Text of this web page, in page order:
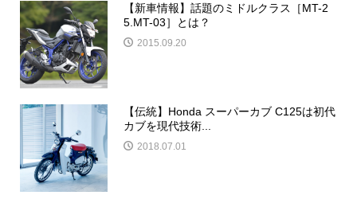
【新車情報】話題のミドルクラス［MT-2
5.MT-03］とは？
2015.09.20
【伝統】Honda スーパーカブ C125は初代
カブを現代技術...
2018.07.01